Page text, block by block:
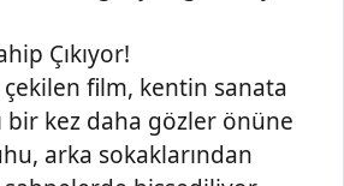
Çıkıyor!
çekilen film, kentin sanata
bir kez daha gözler önüne
arka sokaklarından